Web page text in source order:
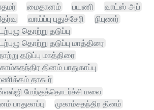
மைதானம் பயணி
வாட்ஸ் அப்
வாய்ப்பு புதுச்சேரி
நிபுணர்
தொற்று தடுப்பு
தொற்று தடுப்பு மாத்திரை
தடுப்பு மாத்திரை
தினம் பாதுகாப்பு
தாகூர்
மேற்குத்தொடர்ச்சி மலை
பாதுகாப்பு
முகாம்சுதந்திர தினம்